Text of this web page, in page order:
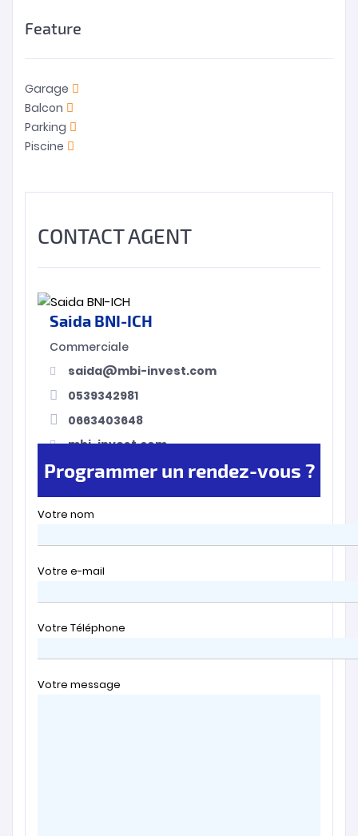
Feature
Garage
Balcon
Parking
Piscine
CONTACT AGENT
Saida BNI-ICH
Commerciale
saida@mbi-invest.com
0539342981
0663403648
mbi-invest.com
Programmer un rendez-vous ?
Votre nom
Votre e-mail
Votre Téléphone
Votre message